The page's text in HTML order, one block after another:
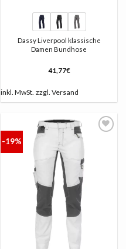
Dassy Liverpool klassische
Damen Bundhose
41,77€
inkl. MwSt. zzgl. Versand
-19%